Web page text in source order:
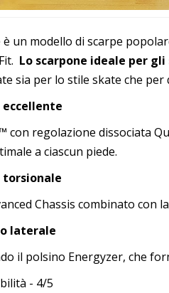
è un modello di scarpe
Lo scarpone ideale per
sia per lo stile skate che per
con regolazione dissociata
a ciascun piede.
Chassis combinato
laterale
il polsino Energyzer, che
- 4/5